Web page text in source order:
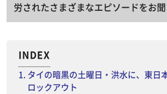
労されたさまざまなエピソードをお聞
INDEX
タイの暗黒の土曜日・洪水に、東日
ロックアウト